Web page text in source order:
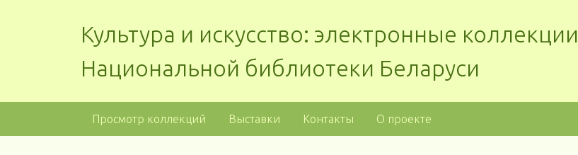
Культура и искусство: электронные коллекции
Национальной библиотеки Беларуси
Просмотр коллекций Выставки Контакты О проекте